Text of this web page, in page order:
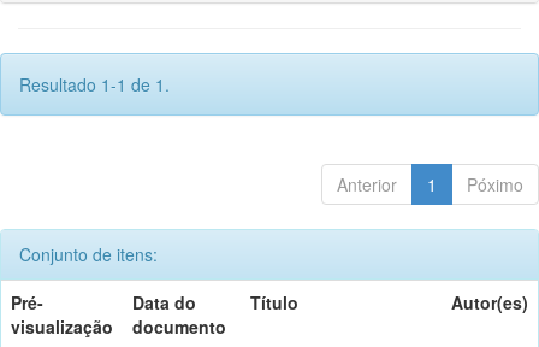
Resultado 1-1 de 1.
Anterior 1 Póximo
Conjunto de itens:
Pré-
visualização
Data do
documento
Título Autor(es)